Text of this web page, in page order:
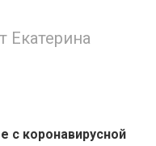
Екатерина
с коронавирусной